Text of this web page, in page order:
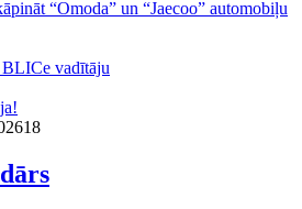
“Omoda” un “Jaecoo” automobiļu
BLICe vadītāju
18